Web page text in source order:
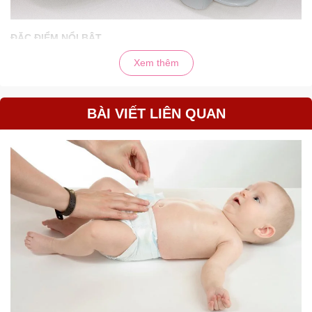
ĐẶC ĐIỂM NỔI BẬT
- Thiết kế độc đáo, sang trọng, khác biệt hoàn toàn với những loại
nôi ru ngủ khác với đa chức năng trong 1: Nôi ru ngủ tự dộng,
- Toàn bộ khung viền được làm bằng kim loại chắc chắn, chống
gỉ, khớp nối mái bạt và màn che được sản xuất bằng nhựa cao
cấp đảm bảo an toàn khi sử dụng. Nôi rung có thể chịu được khối
lượng lên tới 18kg
- Đệm nôi được làm bằng vải bông cao cấp mềm mại, thoáng khí,
có thể tháo rời để vệ sinh sạch sẽ. Màu sắc bắt mắt, sang trọng.
Gối đỡ có lông mềm mại, an toàn cho làn da nhạy cảm của bé
- Thiết kế an toàn với sống lưng của trẻ, nâng đỡ xương sống
- Nôi có thể điều chỉnh linh hoạt thành ghế ngồi đọc sách chỉ với 1
Xem thêm
BÀI VIẾT LIÊN QUAN